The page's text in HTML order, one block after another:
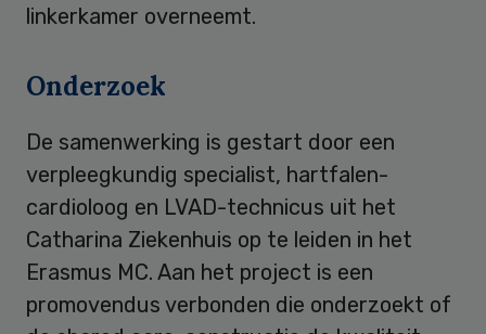
linkerkamer overneemt.
Onderzoek
De samenwerking is gestart door een
verpleegkundig specialist, hartfalen-
cardioloog en LVAD-technicus uit het
Catharina Ziekenhuis op te leiden in het
Erasmus MC. Aan het project is een
promovendus verbonden die onderzoekt of